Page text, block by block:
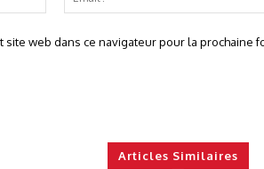
:*
site web dans ce navigateur pour la prochaine
Articles Similaires